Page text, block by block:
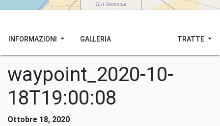
INFORMAZIONI GALLERIA TRATTE
waypoint_2020-10-
18T19:00:08
Ottobre 18, 2020